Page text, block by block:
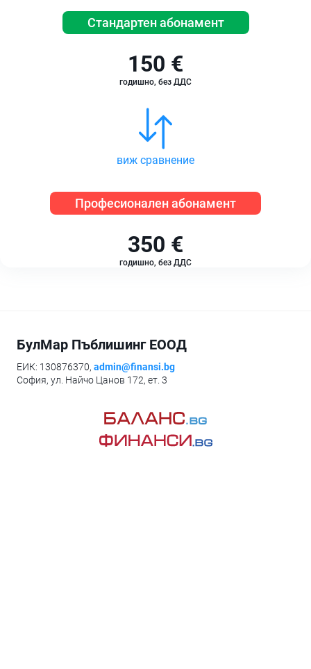
Стандартен абонамент
150 €
годишно, без ДДС
виж сравнение
Професионален абонамент
350 €
годишно, без ДДС
БулМар Пъблишинг ЕООД
ЕИК: 130876370, admin@finansi.bg
София, ул. Найчо Цанов 172, ет. 3